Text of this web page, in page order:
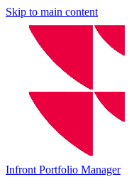
Skip to main content
Infront Portfolio Manager